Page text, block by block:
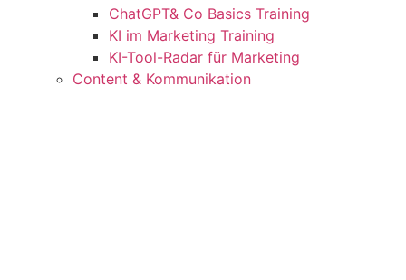
ChatGPT& Co Basics Training
KI im Marketing Training
KI-Tool-Radar für Marketing
Content & Kommunikation